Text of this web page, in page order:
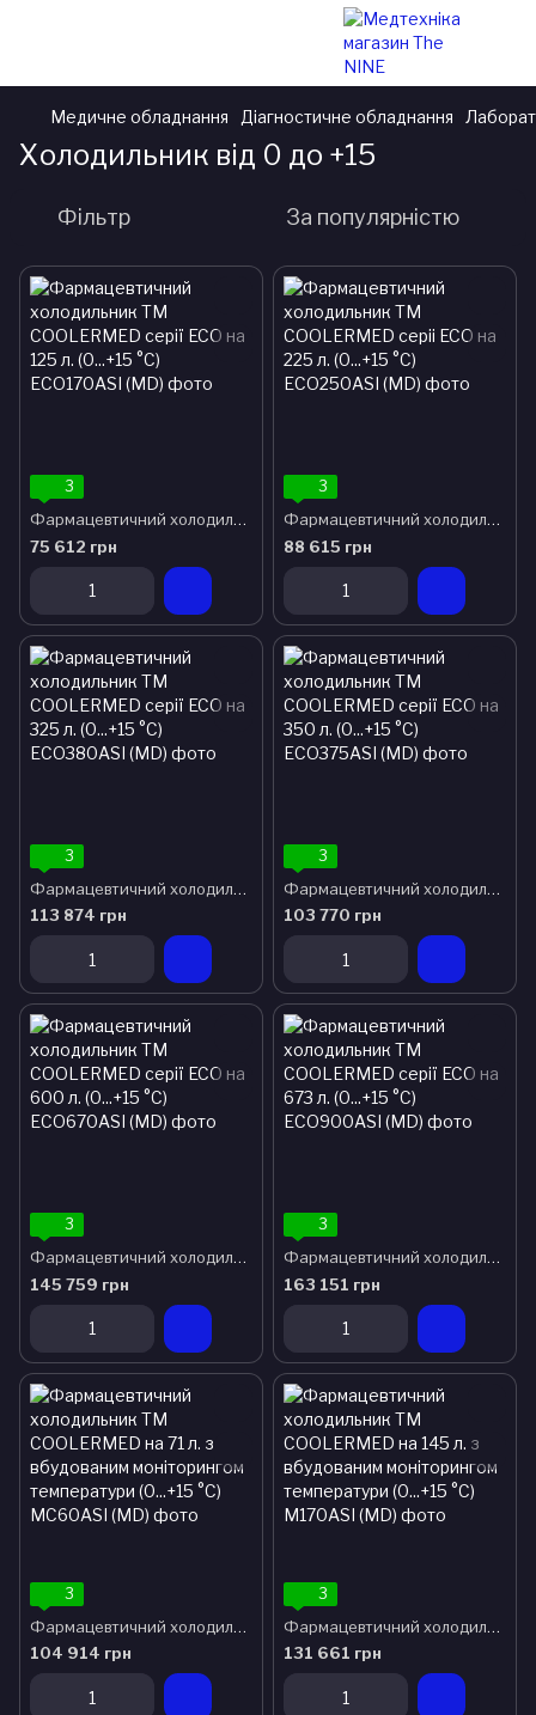
Медичне обладнання Діагностичне обладнання
Холодильник від 0 до +15
Фільтр За популярністю
3
Фармацевтичний холодильник ТМ COOLERMED серії ECO на 125 л. (0...+15 °C)
75 612 грн
3
Фармацевтичний холодильник ТМ COOLERMED серіі ECO на 225 л. (0...+15 °C)
88 615 грн
3
Фармацевтичний холодильник ТМ COOLERMED серії ECO на 325 л. (0...+15 °C)
113 874 грн
3
Фармацевтичний холодильник ТМ COOLERMED серії ECO на 350 л. (0...+15 °C)
103 770 грн
3
Фармацевтичний холодильник ТМ COOLERMED серії ECO на 600 л. (0...+15 °C)
145 759 грн
3
Фармацевтичний холодильник ТМ COOLERMED серії ECO на 673 л. (0...+15 °C)
163 151 грн
3
Фармацевтичний холодильник ТМ COOLERMED на 71 л. з вбудованим моніторингом температури (0...+15 °C)
104 914 грн
3
Фармацевтичний холодильник ТМ COOLERMED на 145 л. з вбудованим моніторингом температури (0...+15 °C)
131 661 грн